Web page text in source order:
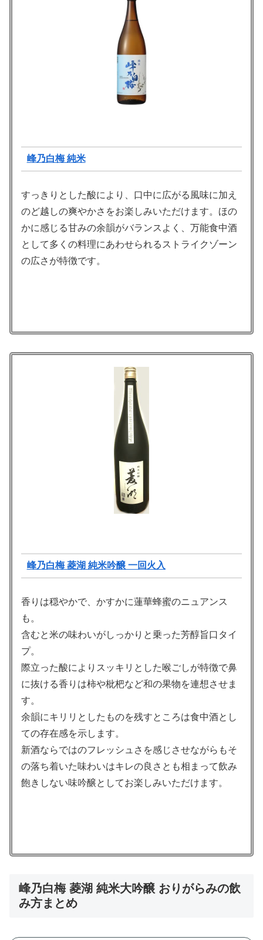
峰乃白梅 純米
すっきりとした酸により、口中に広がる風味に加え
のど越しの爽やかさをお楽しみいただけます。ほの
かに感じる甘みの余韻がバランスよく、万能食中酒
として多くの料理にあわせられるストライクゾーン
の広さが特徴です。
峰乃白梅 菱湖 純米吟醸 一回火入
香りは穏やかで、かすかに蓮華蜂蜜のニュアンス
も。
含むと米の味わいがしっかりと乗った芳醇旨口タイ
プ。
際立った酸によりスッキリとした喉ごしが特徴で鼻
に抜ける香りは柿や枇杷など和の果物を連想させま
す。
余韻にキリリとしたものを残すところは食中酒とし
ての存在感を示します。
新酒ならではのフレッシュさを感じさせながらもそ
の落ち着いた味わいはキレの良さとも相まって飲み
飽きしない味吟醸としてお楽しみいただけます。
峰乃白梅 菱湖 純米大吟醸 おりがらみの飲
み方まとめ